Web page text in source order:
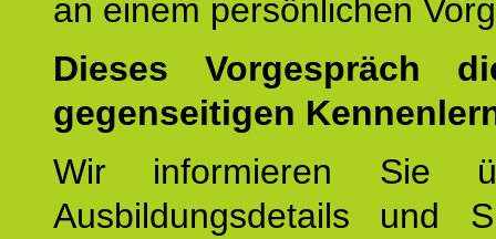
an einem persönlichen
Dieses Vorgespräch
gegenseitigen
Wir informieren Sie
Ausbildungsdetails und